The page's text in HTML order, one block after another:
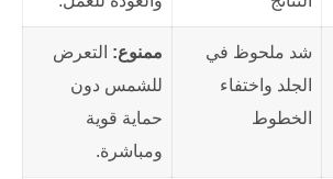
شد ملحوظ في
الجلد واختفاء
الخطوط
ممنوع: التعرض
للشمس دون
حماية قوية
ومباشرة.